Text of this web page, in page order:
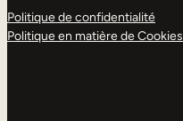
Politique de confidentialité
Politique en matière de Cookies